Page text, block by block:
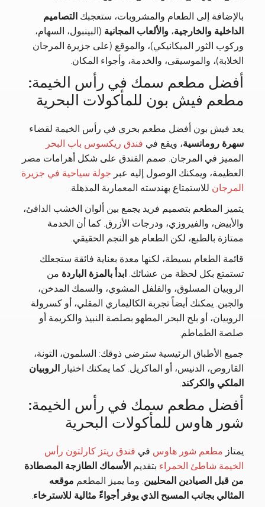
بالإضافة إلى الطعام والمشروبات، ستعجبكالتصاميم
الداخلية والخارجية،والألعاب المجانية(البينبول، السهام،
وركوب الثور الميكانيكي)، والموقع (على جزيرة المرجان
الخلابة)، والموسيقى، والخدمة، وأجواء المكان.
أفضل مطعم سمك في رأس الخيمة:
مطعم فيش بون للمأكولات البحرية
يعد فيش بون أفضل مطعم بحري في رأس الخيمة لقضاء
سهرة رومانسية، ويقع فيفندق ريكسوس باب البحر
المميز في المرجان. صمم الفندق على شكل أهرامات مصر
العظيمة، ويمكنك الوصول إليه عبرجولة سياحية في جزيرة
المرجانللاستمتاع بهندسته المعمارية المذهلة.
يتميز المطعم بتصميم فريد يجمع بين ألوان الخشب الدافئ،
والأبيض، والفيروزي، ودرجات الأزرق. كما أن الخدمة
ممتازة بالطبع، لكن الطعام هو النجم الحقيقي.
قائمة الطعام بسيطة، لكنها معدة بعناية فائقة ستجعلك
تستمتع بكل لحظة من عشائك.ابدأ بالمزة الباردةمن
الروبيان المسلوق، والفلفل المشوي، والسمك المدخن،
والجبن. يمكنك أيضاً تجربة الكاليماري المقلي، أو كسرولة
الروبيان، أو بلح البحر المطهو بصلصة النبيذ والكريمة أو
صلصة الطماطم.
جميع الأطباق الرئيسية سترضي ذوقك: السلمون، التونة،
القاروص، الدنيس، أو الماكريل. كما يمكنك اختيارالروبيان
الملكي والكركند.
أفضل مطعم سمك في رأس الخيمة:
شور هاوس للمأكولات البحرية
يمتازمطعم شور هاوسفيفندق ريتز كارلتون رأس
الخيمة شاطئ الحمراءبتقديمالأسماك الطازجة المصطادة
من قبل الصيادين المحليين. وما يميز المطعمموقعه
المثالي بجانب المسبح الذي يوفر أجواءً مثالية للاسترخاء.